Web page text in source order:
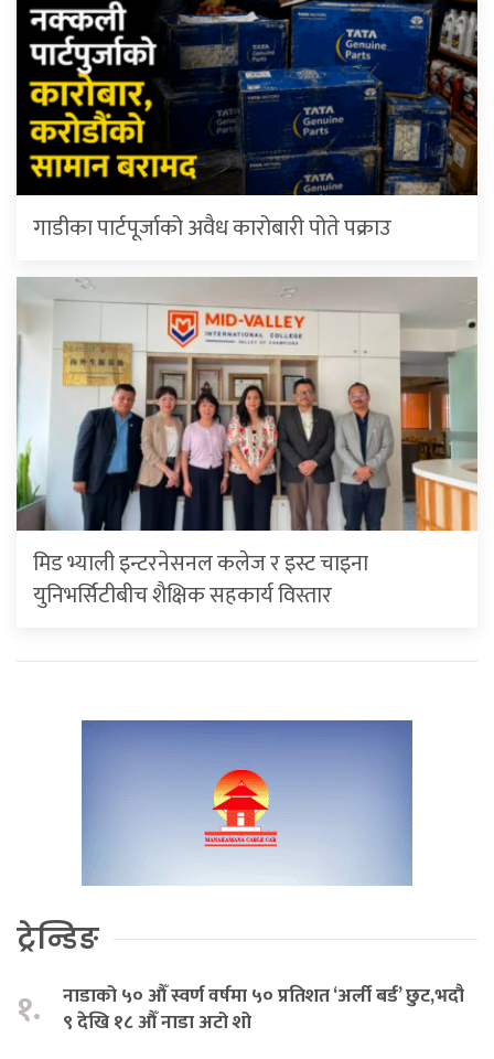
गाडीका पार्टपूर्जाको अवैध कारोबारी पोते प‌क्राउ
मिड भ्याली इन्टरनेसनल कलेज र इस्ट चाइना
युनिभर्सिटीबीच शैक्षिक सहकार्य विस्तार
ट्रेन्डिङ
१.
नाडाको ५० औँ स्वर्ण वर्षमा ५० प्रतिशत ‘अर्ली बर्ड’ छुट,भदौ
९ देखि १८ औँ नाडा अटो शो